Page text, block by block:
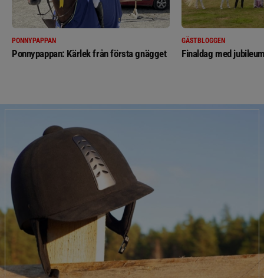
PONNYPAPPAN
Ponnypappan: Kärlek från första gnägget
GÄSTBLOGGEN
Finaldag med